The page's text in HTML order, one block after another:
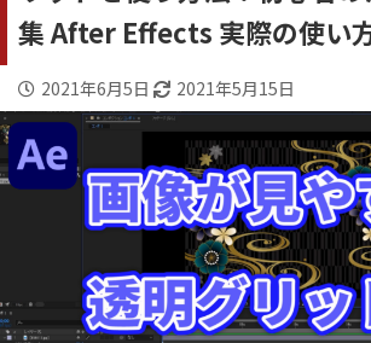
集 After Effects 実際の使い
2021年6月5日 2021年5月15日